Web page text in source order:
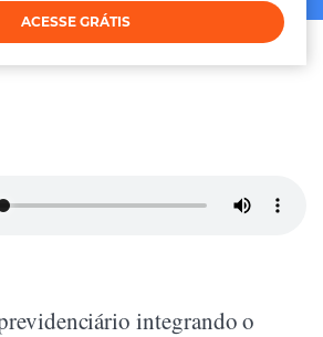
ACESSE GRÁTIS
integrando o